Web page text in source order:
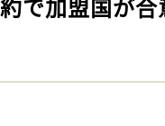
で加盟国が合